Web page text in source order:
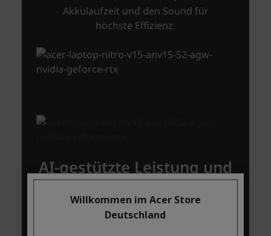
Willkommen im Acer Store
Deutschland